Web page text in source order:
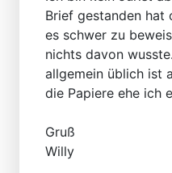
Brief gestanden hat
es schwer zu
nichts davon
allgemein üblich ist
die Papiere ehe ich
Gruß
Willy